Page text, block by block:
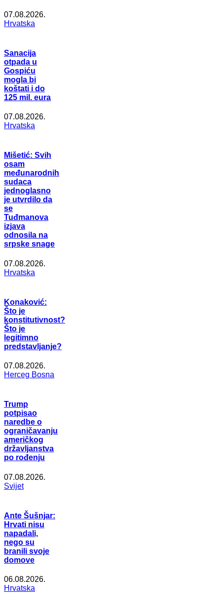
07.08.2026.
Hrvatska
Sanacija
otpada u
Gospiću
mogla bi
koštati i do
125 mil. eura
07.08.2026.
Hrvatska
Mišetić: Svih
osam
međunarodnih
sudaca
jednoglasno
je utvrdilo da
se
Tuđmanova
izjava
odnosila na
srpske snage
07.08.2026.
Hrvatska
Konaković:
Što je
konstitutivnost?
Što je
legitimno
predstavljanje?
07.08.2026.
Herceg Bosna
Trump
potpisao
naredbe o
ograničavanju
američkog
državljanstva
po rođenju
07.08.2026.
Svijet
Ante Šušnjar:
Hrvati nisu
napadali,
nego su
branili svoje
domove
06.08.2026.
Hrvatska